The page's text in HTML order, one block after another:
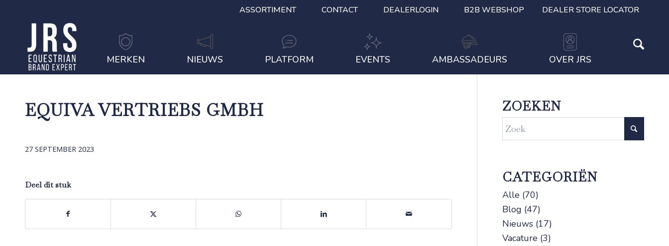
ASSORTIMENT CONTACT DEALERLOGIN B2B WEBSHOP DEALER STORE LOCATOR
MERKEN NIEUWS PLATFORM EVENTS AMBASSADEURS OVER JRS
EQUIVA VERTRIEBS GMBH
27 SEPTEMBER 2023
Deel dit stuk
ZOEKEN
CATEGORIËN
Alle (70)
Blog (47)
Nieuws (17)
Vacature (3)